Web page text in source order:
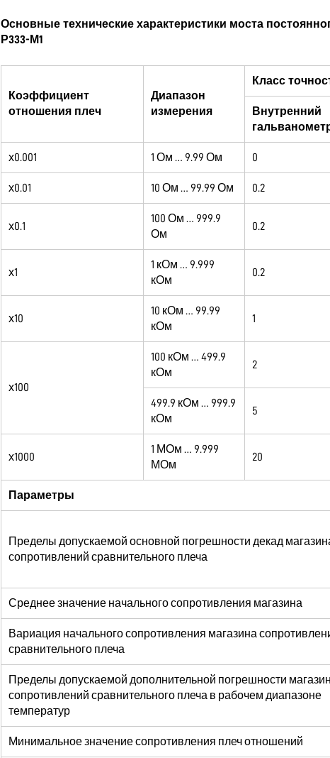
Основные технические характеристики моста
Р333-М1
Коэффициент
отношения плеч
Диапазон
измерения
Класс
Внутренний
х0.001 1 Ом … 9.99 Ом 0
х0.01 10 Ом … 99.99 Ом 0.2
х0.1
100 Ом … 999.9
Ом
0.2
х1
1 кОм … 9.999
кОм
0.2
х10
10 кОм … 99.99
кОм
1
х100
100 кОм … 499.9
кОм
2
499.9 кОм … 999.9
кОм
5
х1000
1 МОм … 9.999
МОм
20
Параметры
Пределы допускаемой основной погрешности декад
сопротивлений сравнительного плеча
Среднее значение начального сопротивления магазина
Вариация начального сопротивления магазина
сравнительного плеча
Пределы допускаемой дополнительной погрешности
сопротивлений сравнительного плеча в рабочем диапазоне
температур
Минимальное значение сопротивления плеч отношений